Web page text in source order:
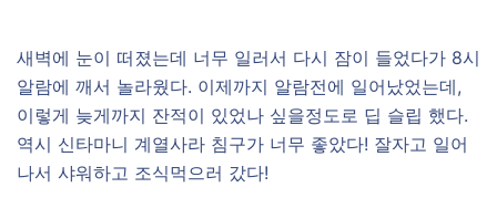
새벽에 눈이 떠졌는데 너무 일러서 다시 잠이 들었다가 8시
알람에 깨서 놀라웠다. 이제까지 알람전에 일어났었는데,
이렇게 늦게까지 잔적이 있었나 싶을정도로 딥 슬립 했다.
역시 신타마니 계열사라 침구가 너무 좋았다! 잘자고 일어
나서 샤워하고 조식먹으러 갔다!